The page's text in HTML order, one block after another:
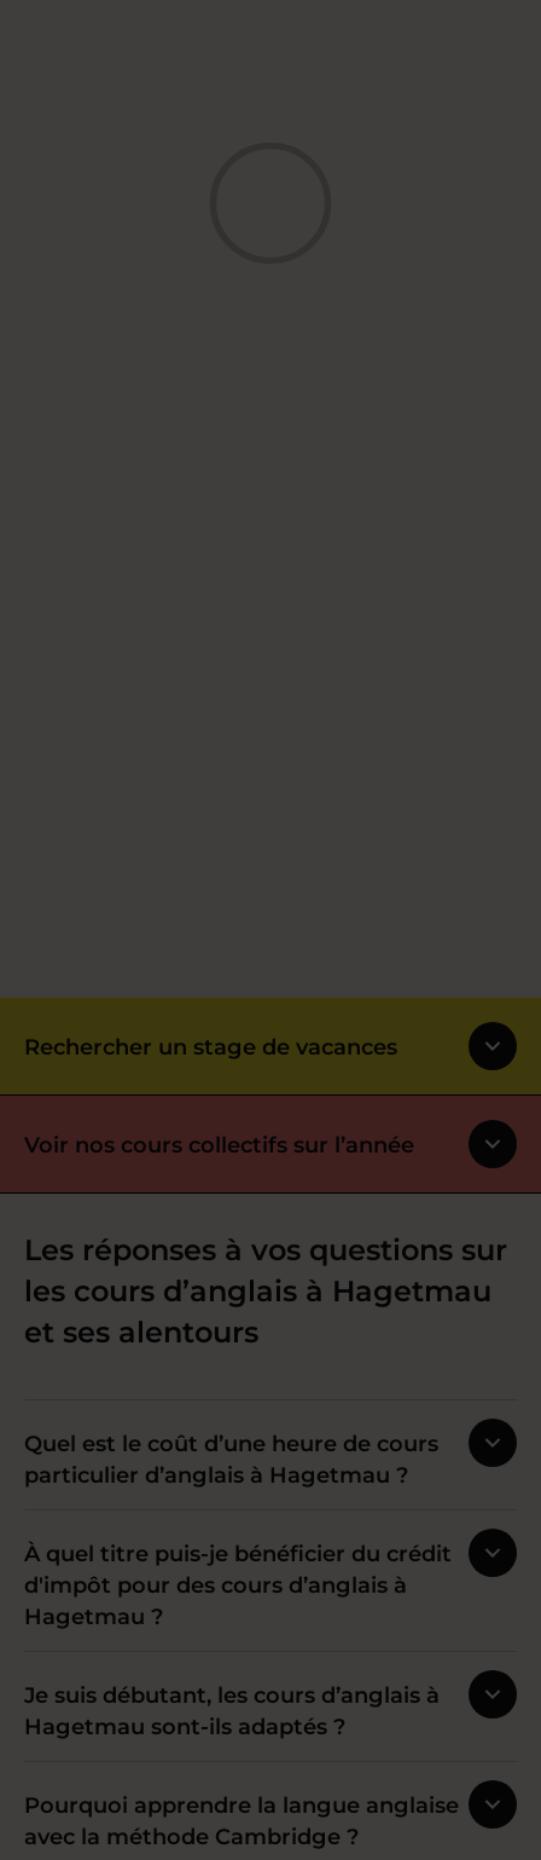
Rechercher un stage de vacances
Voir nos cours collectifs sur l’année
Les réponses à vos questions sur
les cours d’anglais à Hagetmau
et ses alentours
Quel est le coût d’une heure de cours
particulier d’anglais à Hagetmau ?
À quel titre puis-je bénéficier du crédit
d'impôt pour des cours d’anglais à
Hagetmau ?
Je suis débutant, les cours d’anglais à
Hagetmau sont-ils adaptés ?
Pourquoi apprendre la langue anglaise
avec la méthode Cambridge ?